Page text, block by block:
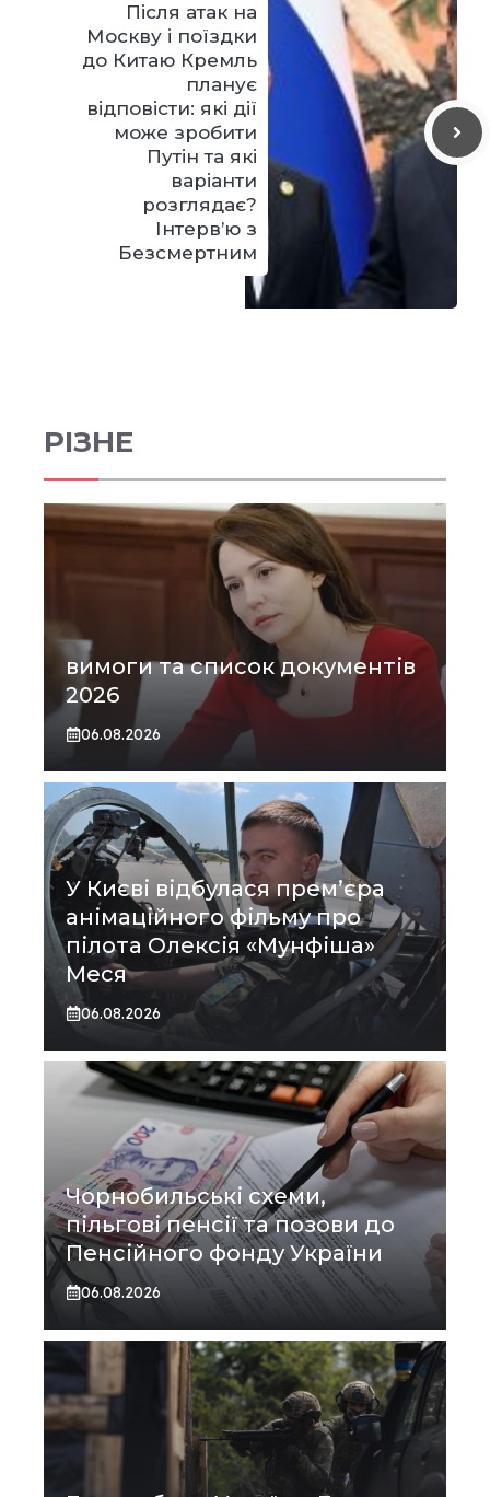
Після атак на
Москву і поїздки
до Китаю Кремль
планує
відповісти: які дії
може зробити
Путін та які
варіанти
розглядає?
Інтерв’ю з
Безсмертним
РІЗНЕ
вимоги та список документів
2026
06.08.2026
У Києві відбулася прем’єра
анімаційного фільму про
пілота Олексія «Мунфіша»
Меся
06.08.2026
Чорнобильські схеми,
пільгові пенсії та позови до
Пенсійного фонду України
06.08.2026